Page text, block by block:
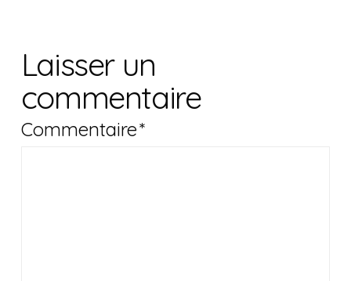
Laisser un
commentaire
Commentaire*